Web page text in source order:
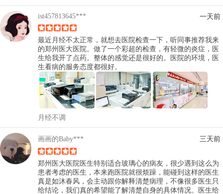
ist457813645*** 一天前
最近月经不太正常，就想去医院检查一下，听同事推荐我来
的郑州医大医院。做了一个彩超的检查，有轻微的炎症，医
生给我开了点药。整体的感觉还是很好的。医院的环境，医
生看病的服务态度都很好。
月经不调
画画的Baby*** 三天前
郑州医大医院医生特别适合玻璃心的病友，很少遇到这么为
患者考虑的医生，本来跑医院就很烦躁，能碰到这样的医生
真是如沐春风，会主动跟你解释清楚病理，不像很多医生只
给结论，我们真的希望能了解清楚自身的具体情况。医生给